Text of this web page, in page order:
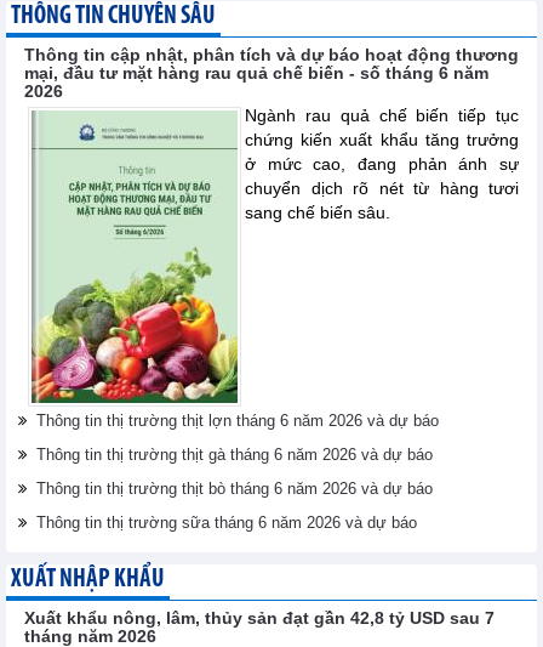
THÔNG TIN CHUYÊN SÂU
Thông tin cập nhật, phân tích và dự báo hoạt động thương
mại, đầu tư mặt hàng rau quả chế biến - số tháng 6 năm
2026
Ngành rau quả chế biến tiếp tục
chứng kiến xuất khẩu tăng trưởng
ở mức cao, đang phản ánh sự
chuyển dịch rõ nét từ hàng tươi
sang chế biến sâu.
Thông tin thị trường thịt lợn tháng 6 năm 2026 và dự báo
Thông tin thị trường thịt gà tháng 6 năm 2026 và dự báo
Thông tin thị trường thịt bò tháng 6 năm 2026 và dự báo
Thông tin thị trường sữa tháng 6 năm 2026 và dự báo
XUẤT NHẬP KHẨU
Xuất khẩu nông, lâm, thủy sản đạt gần 42,8 tỷ USD sau 7
tháng năm 2026